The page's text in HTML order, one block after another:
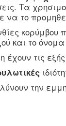
Τα
να το
κορύμβου
και το όνομα
τις εξής
την